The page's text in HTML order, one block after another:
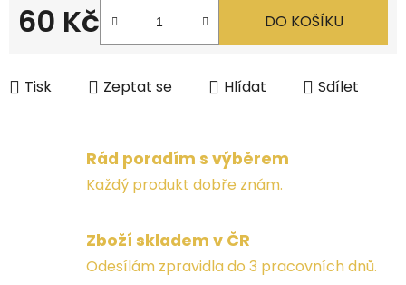
60 Kč
Měrná cena:
DO KOŠÍKU
Tisk Zeptat se Hlídat Sdílet
Rád poradím s výběrem
Každý produkt dobře znám.
Zboží skladem v ČR
Odesílám zpravidla do 3 pracovních dnů.